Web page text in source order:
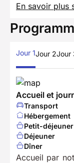
En savoir plus
Jour 1Jour 2Jour
Accueil et
Transport
Hébergement
Petit-déjeuner
Déjeuner
Dîner
Accueil par